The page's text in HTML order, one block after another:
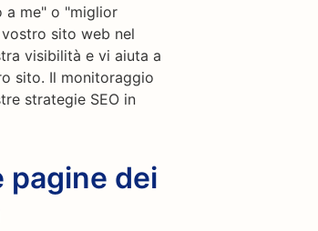
a me" o "miglior
sito web nel
visibilità e vi aiuta a
sito. Il monitoraggio
strategie SEO in
pagine dei